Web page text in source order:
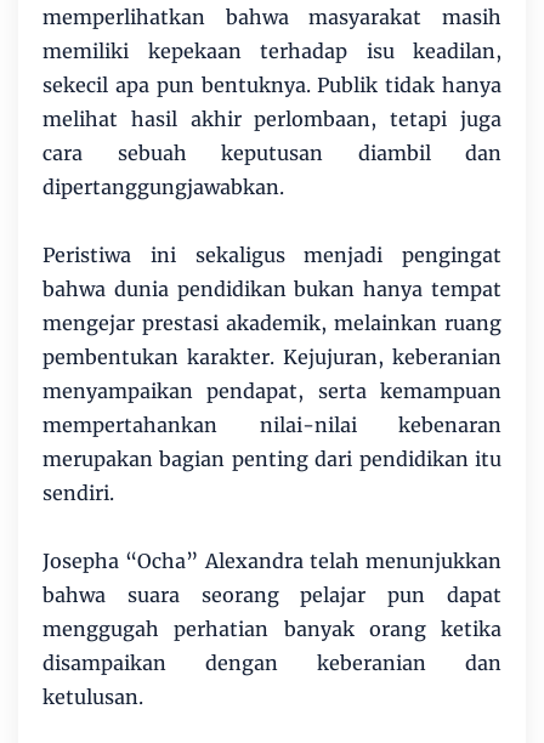
memperlihatkan bahwa masyarakat masih
memiliki kepekaan terhadap isu keadilan,
sekecil apa pun bentuknya. Publik tidak hanya
melihat hasil akhir perlombaan, tetapi juga
cara sebuah keputusan diambil dan
dipertanggungjawabkan.
Peristiwa ini sekaligus menjadi pengingat
bahwa dunia pendidikan bukan hanya tempat
mengejar prestasi akademik, melainkan ruang
pembentukan karakter. Kejujuran, keberanian
menyampaikan pendapat, serta kemampuan
mempertahankan nilai-nilai kebenaran
merupakan bagian penting dari pendidikan itu
sendiri.
Josepha “Ocha” Alexandra telah menunjukkan
bahwa suara seorang pelajar pun dapat
menggugah perhatian banyak orang ketika
disampaikan dengan keberanian dan
ketulusan.